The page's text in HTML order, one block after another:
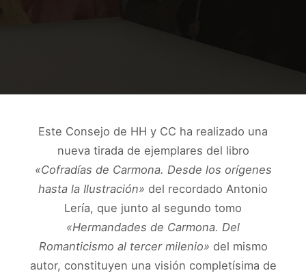
Este Consejo de HH y CC ha realizado una
nueva tirada de ejemplares del libro
«Cofradías de Carmona. Desde los orígenes
hasta la Ilustración» del recordado Antonio
Lería, que junto al segundo tomo
«Hermandades de Carmona. Del
Romanticismo al tercer milenio» del mismo
autor, constituyen una visión completísima de